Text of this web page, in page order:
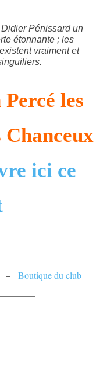
Pénissard un
étonnante ; les
vraiment et
les
Chanceux
ici ce
Boutique du club